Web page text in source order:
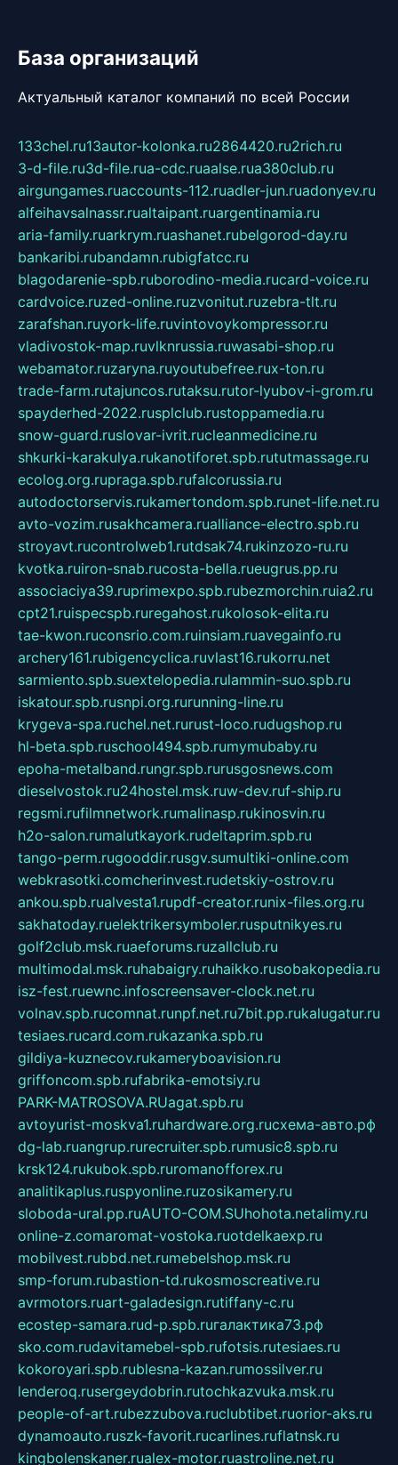
База организаций
Актуальный каталог компаний по всей России
133chel.ru13autor-kolonka.ru2864420.ru2rich.ru
3-d-file.ru3d-file.rua-cdc.ruaalse.rua380club.ru
airgungames.ruaccounts-112.ruadler-jun.ruadonyev.ru
alfeihavsalnassr.rualtaipant.ruargentinamia.ru
aria-family.ruarkrym.ruashanet.rubelgorod-day.ru
bankaribi.rubandamn.rubigfatcc.ru
blagodarenie-spb.ruborodino-media.rucard-voice.ru
cardvoice.ruzed-online.ruzvonitut.ruzebra-tlt.ru
zarafshan.ruyork-life.ruvintovoykompressor.ru
vladivostok-map.ruvlknrussia.ruwasabi-shop.ru
webamator.ruzaryna.ruyoutubefree.rux-ton.ru
trade-farm.rutajuncos.rutaksu.rutor-lyubov-i-grom.ru
spayderhed-2022.rusplclub.rustoppamedia.ru
snow-guard.ruslovar-ivrit.rucleanmedicine.ru
shkurki-karakulya.rukanotiforet.spb.rututmassage.ru
ecolog.org.rupraga.spb.rufalcorussia.ru
autodoctorservis.rukamertondom.spb.runet-life.net.ru
avto-vozim.rusakhcamera.rualliance-electro.spb.ru
stroyavt.rucontrolweb1.rutdsak74.rukinzozo-ru.ru
kvotka.ruiron-snab.rucosta-bella.rueugrus.pp.ru
associaciya39.ruprimexpo.spb.rubezmorchin.ruia2.ru
cpt21.ruispecspb.ruregahost.rukolosok-elita.ru
tae-kwon.ruconsrio.com.ruinsiam.ruavegainfo.ru
archery161.rubigencyclica.ruvlast16.rukorru.net
sarmiento.spb.suextelopedia.rulammin-suo.spb.ru
iskatour.spb.rusnpi.org.rurunning-line.ru
krygeva-spa.ruchel.net.rurust-loco.rudugshop.ru
hl-beta.spb.ruschool494.spb.rumymubaby.ru
epoha-metalband.rungr.spb.rurusgosnews.com
dieselvostok.ru24hostel.msk.ruw-dev.ruf-ship.ru
regsmi.rufilmnetwork.rumalinasp.rukinosvin.ru
h2o-salon.rumalutkayork.rudeltaprim.spb.ru
tango-perm.rugooddir.rusgv.sumultiki-online.com
webkrasotki.comcherinvest.rudetskiy-ostrov.ru
ankou.spb.rualvesta1.rupdf-creator.runix-files.org.ru
sakhatoday.ruelektrikersymboler.rusputnikyes.ru
golf2club.msk.ruaeforums.ruzallclub.ru
multimodal.msk.ruhabaigry.ruhaikko.rusobakopedia.ru
isz-fest.ruewnc.infoscreensaver-clock.net.ru
volnav.spb.rucomnat.runpf.net.ru7bit.pp.rukalugatur.ru
tesiaes.rucard.com.rukazanka.spb.ru
gildiya-kuznecov.rukameryboavision.ru
griffoncom.spb.rufabrika-emotsiy.ru
PARK-MATROSOVA.RUagat.spb.ru
avtoyurist-moskva1.ruhardware.org.ruсхема-авто.рф
dg-lab.ruangrup.rurecruiter.spb.rumusic8.spb.ru
krsk124.rukubok.spb.ruromanofforex.ru
analitikaplus.ruspyonline.ruzosikamery.ru
sloboda-ural.pp.ruAUTO-COM.SUhohota.netalimy.ru
online-z.comaromat-vostoka.ruotdelkaexp.ru
mobilvest.rubbd.net.rumebelshop.msk.ru
smp-forum.rubastion-td.rukosmoscreative.ru
avrmotors.ruart-galadesign.rutiffany-c.ru
ecostep-samara.rud-p.spb.ruгалактика73.рф
sko.com.rudavitamebel-spb.rufotsis.rutesiaes.ru
kokoroyari.spb.rublesna-kazan.rumossilver.ru
lenderoq.rusergeydobrin.rutochkazvuka.msk.ru
people-of-art.rubezzubova.ruclubtibet.ruorior-aks.ru
dynamoauto.ruszk-favorit.rucarlines.ruflatnsk.ru
kingbolenskaner.rualex-motor.ruastroline.net.ru